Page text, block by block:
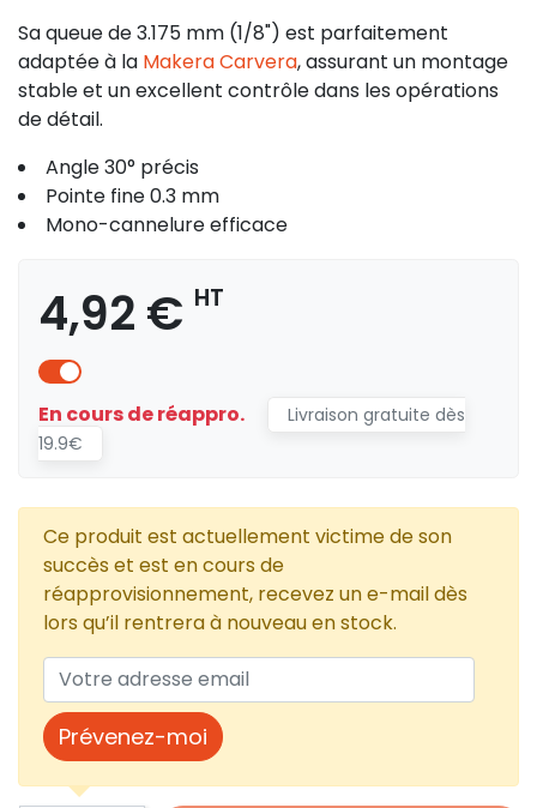
Sa queue de 3.175 mm (1/8") est parfaitement
adaptée à la Makera Carvera, assurant un montage
stable et un excellent contrôle dans les opérations
de détail.
Angle 30° précis
Pointe fine 0.3 mm
Mono-cannelure efficace
4,92 € HT
En cours de réappro.
Livraison gratuite dès
19.9€
Ce produit est actuellement victime de son
succès et est en cours de
réapprovisionnement, recevez un e-mail dès
lors qu’il rentrera à nouveau en stock.
Prévenez-moi